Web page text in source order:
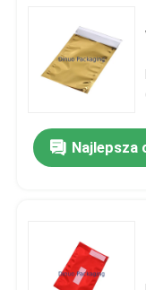
Kontrola jakości
Nowości
Torby
Najlepsza